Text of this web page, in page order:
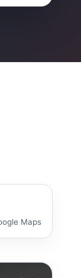
Maps